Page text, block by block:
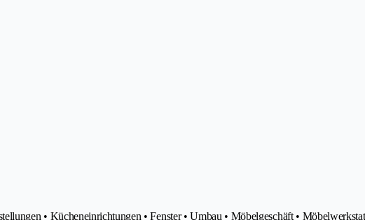
• Kücheneinrichtungen • Fenster • Umbau • Möbelgeschäft •